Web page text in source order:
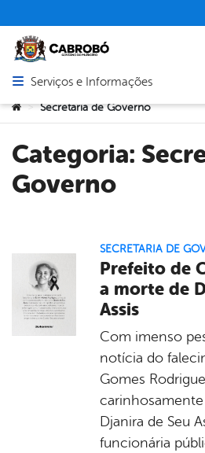
Abrir menu principal de navegação
Serviços e Informações
Você está aqui:
> Secretaria de Governo
Categoria:
Governo
SECRETARIA DE
Prefeito de
a morte de
Assis
Com imenso
notícia do
Gomes
Djanira de Seu
funcionária